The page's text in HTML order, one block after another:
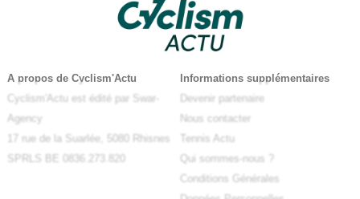
A propos de Cyclism'Actu
Cyclism'Actu est édité par Swar-
Agency
17 rue de la Suarlée, 5080 Rhisnes
SPRLS BE 0836.273.820
Informations supplémentaires
Devenir partenaire
Nous contacter
Tennis Actu
Qui sommes-nous ?
Conditions Générales